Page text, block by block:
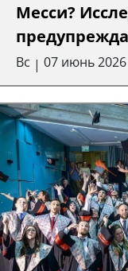
Месси?
Вс | 07 июнь 2026